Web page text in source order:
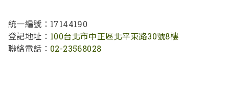
統一編號：17144190
登記地址： 100台北市中正區北平東路30號8樓
聯絡電話： 02-23568028